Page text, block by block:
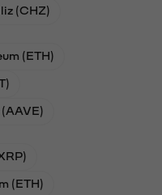
(CHZ)
(ETH)
(ETH)